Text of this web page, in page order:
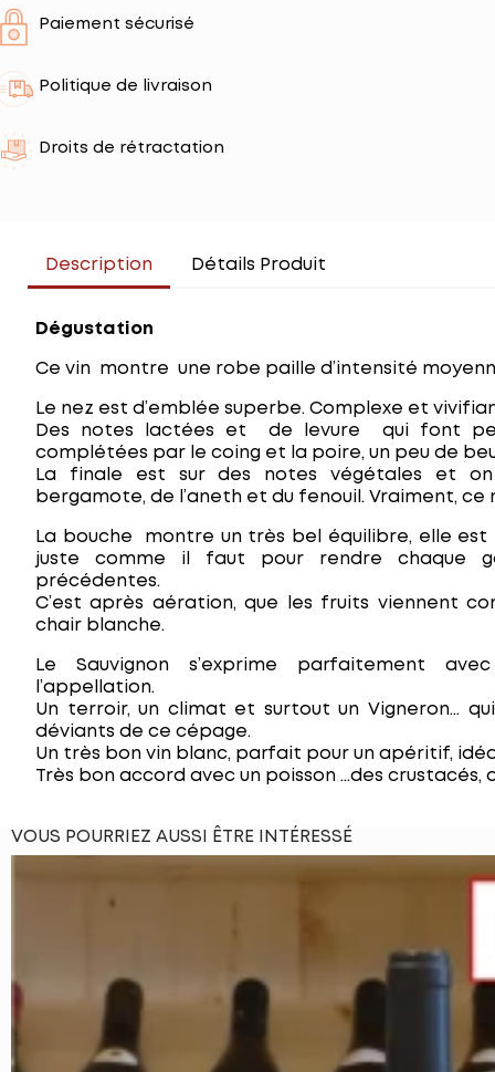
Paiement sécurisé
Politique de livraison
Droits de rétractation
Description Détails Produit
Dégustation
Ce vin montre une robe paille d’intensité
Le nez est d’emblée superbe. Complexe et
Des notes lactées et de levure qui font
complétées par le coing et la poire, un peu de
La finale est sur des notes végétales et on
bergamote, de l’aneth et du fenouil. Vraiment,
La bouche montre un très bel équilibre, elle
juste comme il faut pour rendre chaque
précédentes.
C’est après aération, que les fruits viennent
chair blanche.
Le Sauvignon s’exprime parfaitement
l’appellation.
Un terroir, un climat et surtout un Vigneron…
déviants de ce cépage.
Un très bon vin blanc, parfait pour un apéritif,
Très bon accord avec un poisson …des crustacés,
VOUS POURRIEZ AUSSI ÊTRE INTÉRESSÉ